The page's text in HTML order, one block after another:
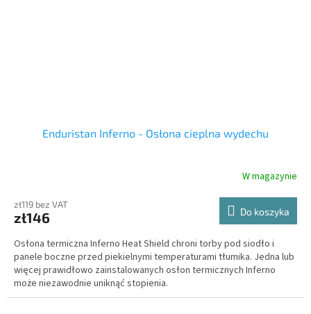
Enduristan Inferno - Osłona cieplna wydechu
W magazynie
zł119 bez VAT
zł146 Do koszyka
Osłona termiczna Inferno Heat Shield chroni torby pod siodło i
panele boczne przed piekielnymi temperaturami tłumika. Jedna lub
więcej prawidłowo zainstalowanych osłon termicznych Inferno
może niezawodnie uniknąć stopienia.